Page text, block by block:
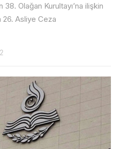
Olağan Kurultayı’na ilişkin
26. Asliye Ceza